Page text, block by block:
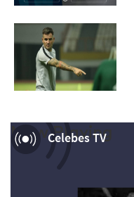
Celebes TV
Now Playing